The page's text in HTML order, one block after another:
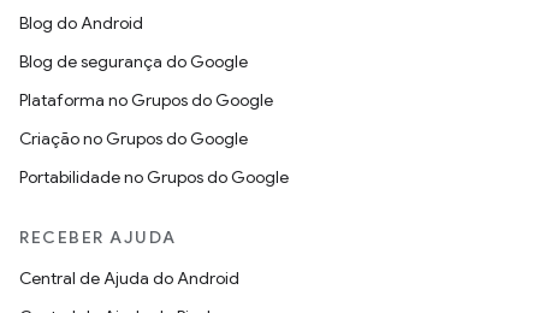
Blog do Android
Blog de segurança do Google
Plataforma no Grupos do Google
Criação no Grupos do Google
Portabilidade no Grupos do Google
RECEBER AJUDA
Central de Ajuda do Android